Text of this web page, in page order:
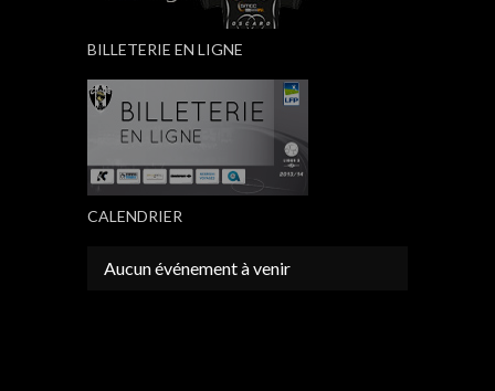
BILLETERIE EN LIGNE
CALENDRIER
Aucun événement à venir